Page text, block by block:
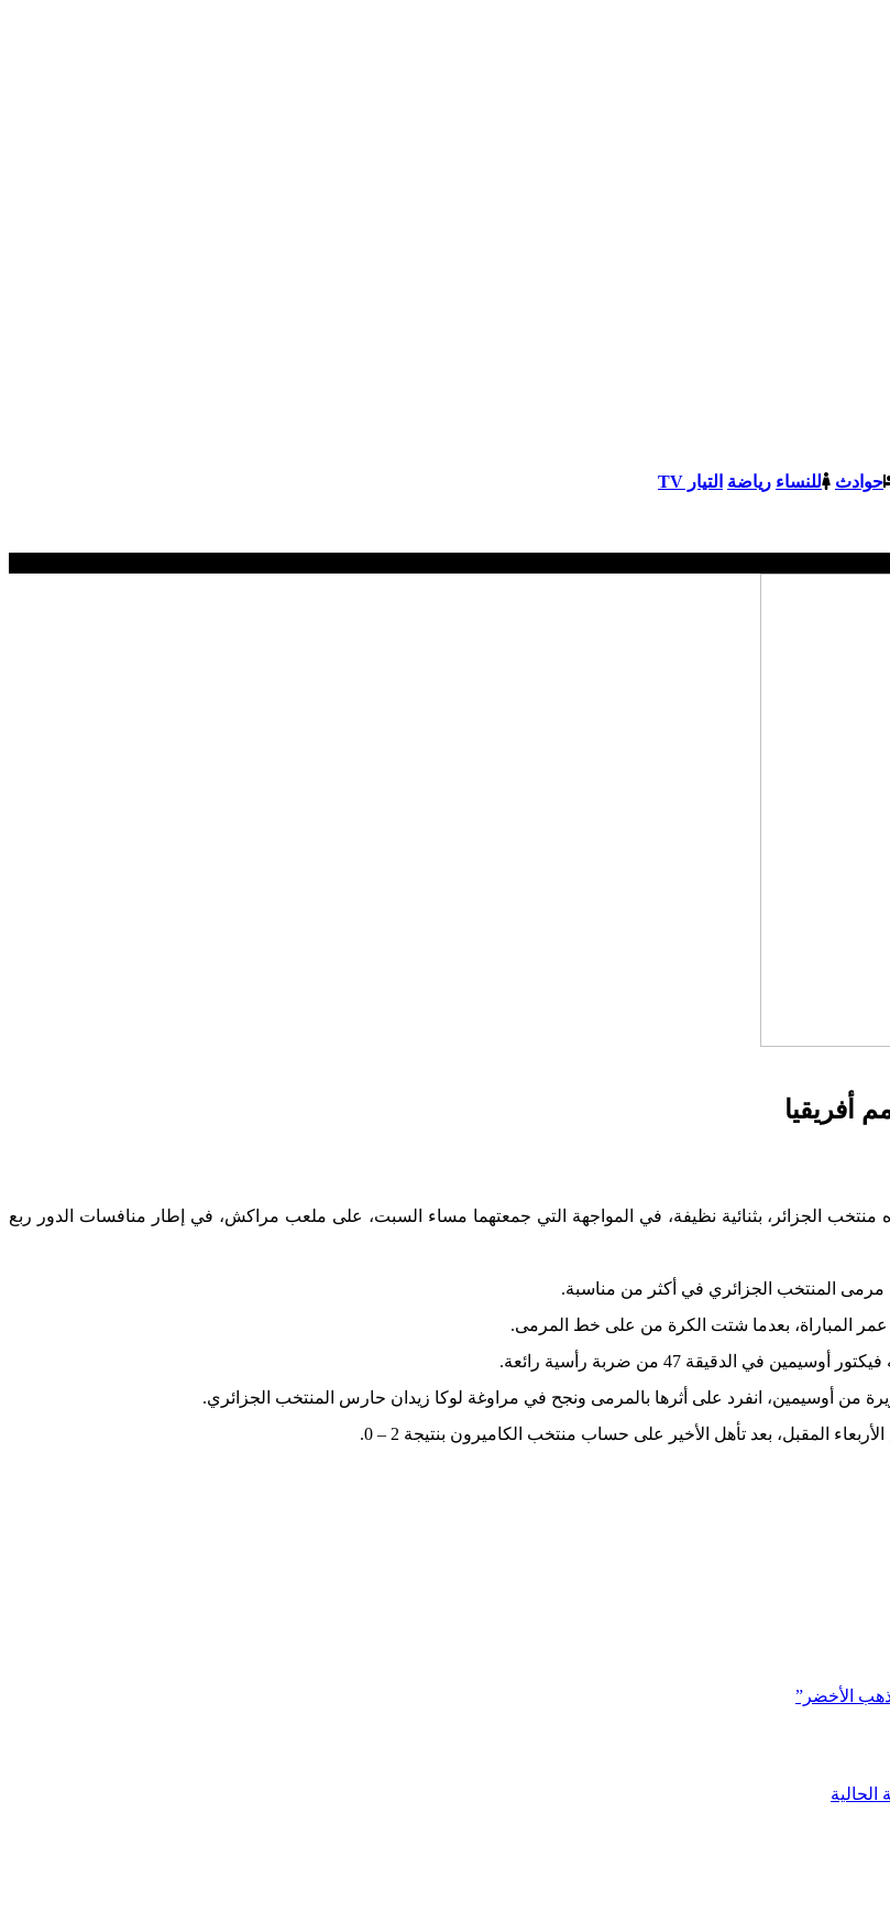
حوادث للنساء رياضة التيار TV
أفريقيا
الجزائر، بثنائية نظيفة، في المواجهة التي جمعتهما مساء السبت، على ملعب مراكش، في إطار منافسات الدور ربع
مرمى المنتخب الجزائري في أكثر من مناسبة.
الدقيقة 47 من ضربة رأسية رائعة.
المقبل، بعد تأهل الأخير على حساب منتخب الكاميرون بنتيجة 2 – 0.
الأخضر”